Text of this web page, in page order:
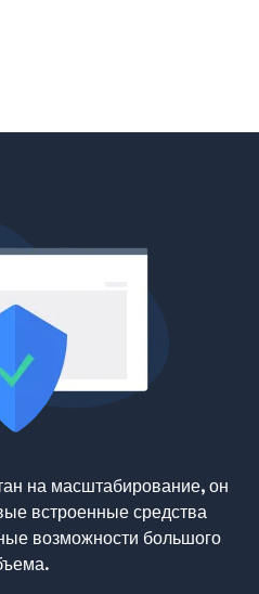
на масштабирование, он
встроенные средства
возможности большого